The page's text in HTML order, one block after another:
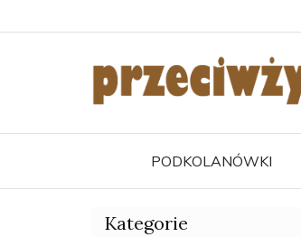
PODKOLANÓWKI
Kategorie